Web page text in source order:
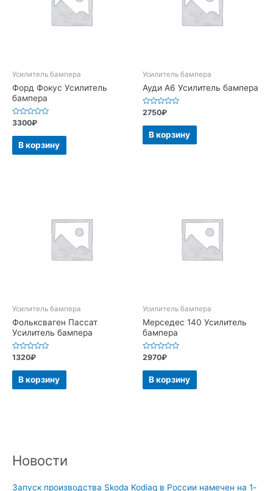
Новости
Запуск производства Skoda Kodiaq в России намечен на 1-
Усилитель бампера
Форд Фокус Усилитель
бампера
Оценка
из
3300₽
В корзину
Усилитель бампера
Ауди А6 Усилитель бампера
Оценка
из
2750₽
В корзину
Усилитель бампера
Фольксваген Пассат
Усилитель бампера
Оценка
0
из
1320₽
В корзину
Усилитель бампера
Мерседес 140 Усилитель
бампера
Оценка
0
из
2970₽
В корзину